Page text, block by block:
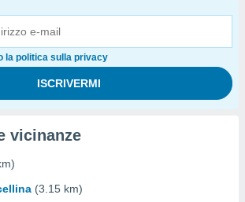
la politica sulla privacy
vicinanze
(3.15 km)